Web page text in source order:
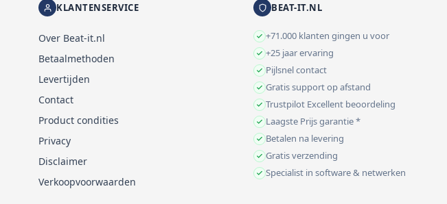
KLANTENSERVICE
Over Beat-it.nl
Betaalmethoden
Levertijden
Contact
Product condities
Privacy
Disclaimer
Verkoopvoorwaarden
BEAT-IT.NL
+71.000 klanten gingen u voor
+25 jaar ervaring
Pijlsnel contact
Gratis support op afstand
Trustpilot Excellent beoordeling
Laagste Prijs garantie *
Betalen na levering
Gratis verzending
Specialist in software & netwerken